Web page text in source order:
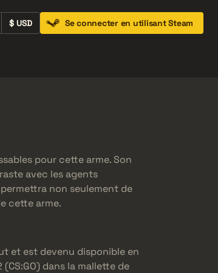
$ USD Se connecter en utilisant Steam
pour cette arme. Son
avec les agents
non seulement de
cette arme.
et est devenu disponible en
dans la mallette de